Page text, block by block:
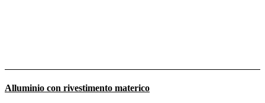
Alluminio con rivestimento materico